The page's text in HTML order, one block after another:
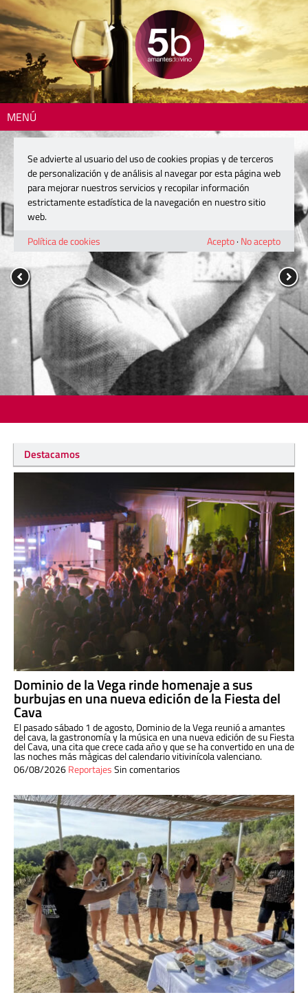
MENÚ
Destacamos
Dominio de la Vega rinde homenaje a sus
burbujas en una nueva edición de la Fiesta del
Cava
El pasado sábado 1 de agosto, Dominio de la Vega reunió a amantes
del cava, la gastronomía y la música en una nueva edición de su Fiesta
del Cava, una cita que crece cada año y que se ha convertido en una de
las noches más mágicas del calendario vitivinícola valenciano.
06/08/2026ReportajesSin comentarios
Se advierte al usuario del uso de cookies propias y de terceros
de personalización y de análisis al navegar por esta página web
para mejorar nuestros servicios y recopilar información
estrictamente estadística de la navegación en nuestro sitio
web.
Política de cookies
Acepto· No acepto